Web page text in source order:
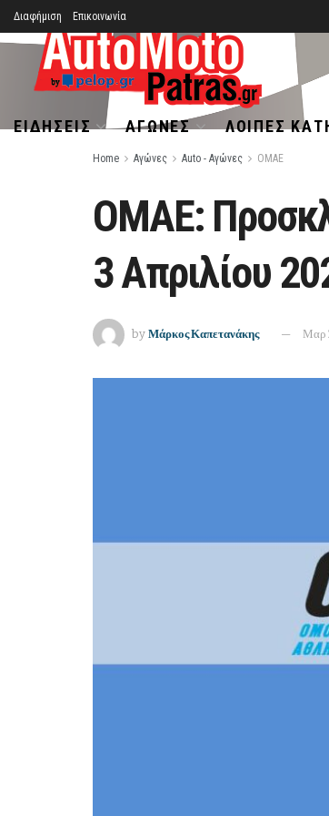
Διαφήμιση Επικοινωνία
ΕΙΔΉΣΕΙΣ ΑΓΏΝΕΣ ΛΟΙΠΈΣ
Home Αγώνες Auto - Αγώνες ΟΜΑΕ
ΟΜΑΕ:
3 Απριλίου
by Μάρκος Καπετανάκης Μαρ